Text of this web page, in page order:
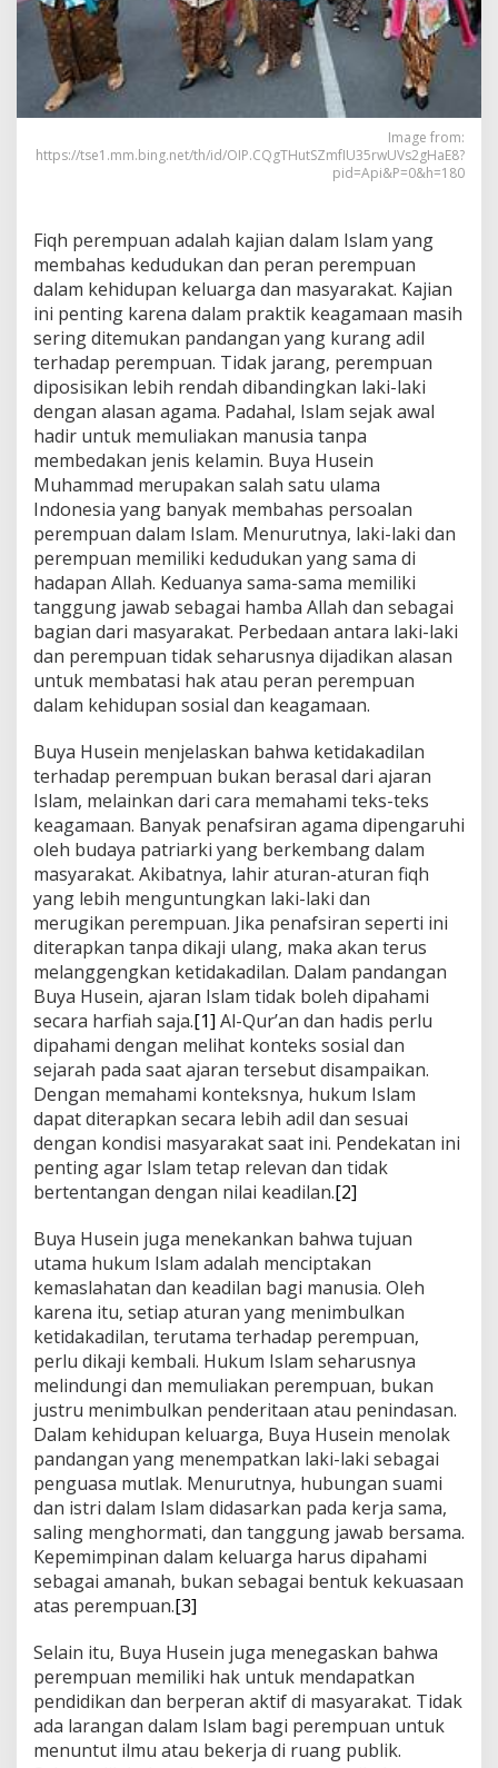
Image from:
https://tse1.mm.bing.net/th/id/OIP.CQgTHutSZmfIU35rwUVs2gHaE8?
pid=Api&P=0&h=180
Fiqh perempuan adalah kajian dalam Islam yang
membahas kedudukan dan peran perempuan
dalam kehidupan keluarga dan masyarakat. Kajian
ini penting karena dalam praktik keagamaan masih
sering ditemukan pandangan yang kurang adil
terhadap perempuan. Tidak jarang, perempuan
diposisikan lebih rendah dibandingkan laki-laki
dengan alasan agama. Padahal, Islam sejak awal
hadir untuk memuliakan manusia tanpa
membedakan jenis kelamin. Buya Husein
Muhammad merupakan salah satu ulama
Indonesia yang banyak membahas persoalan
perempuan dalam Islam. Menurutnya, laki-laki dan
perempuan memiliki kedudukan yang sama di
hadapan Allah. Keduanya sama-sama memiliki
tanggung jawab sebagai hamba Allah dan sebagai
bagian dari masyarakat. Perbedaan antara laki-laki
dan perempuan tidak seharusnya dijadikan alasan
untuk membatasi hak atau peran perempuan
dalam kehidupan sosial dan keagamaan.
Buya Husein menjelaskan bahwa ketidakadilan
terhadap perempuan bukan berasal dari ajaran
Islam, melainkan dari cara memahami teks-teks
keagamaan. Banyak penafsiran agama dipengaruhi
oleh budaya patriarki yang berkembang dalam
masyarakat. Akibatnya, lahir aturan-aturan fiqh
yang lebih menguntungkan laki-laki dan
merugikan perempuan. Jika penafsiran seperti ini
diterapkan tanpa dikaji ulang, maka akan terus
melanggengkan ketidakadilan. Dalam pandangan
Buya Husein, ajaran Islam tidak boleh dipahami
secara harfiah saja.[1] Al-Qur’an dan hadis perlu
dipahami dengan melihat konteks sosial dan
sejarah pada saat ajaran tersebut disampaikan.
Dengan memahami konteksnya, hukum Islam
dapat diterapkan secara lebih adil dan sesuai
dengan kondisi masyarakat saat ini. Pendekatan ini
penting agar Islam tetap relevan dan tidak
bertentangan dengan nilai keadilan.[2]
Buya Husein juga menekankan bahwa tujuan
utama hukum Islam adalah menciptakan
kemaslahatan dan keadilan bagi manusia. Oleh
karena itu, setiap aturan yang menimbulkan
ketidakadilan, terutama terhadap perempuan,
perlu dikaji kembali. Hukum Islam seharusnya
melindungi dan memuliakan perempuan, bukan
justru menimbulkan penderitaan atau penindasan.
Dalam kehidupan keluarga, Buya Husein menolak
pandangan yang menempatkan laki-laki sebagai
penguasa mutlak. Menurutnya, hubungan suami
dan istri dalam Islam didasarkan pada kerja sama,
saling menghormati, dan tanggung jawab bersama.
Kepemimpinan dalam keluarga harus dipahami
sebagai amanah, bukan sebagai bentuk kekuasaan
atas perempuan.[3]
Selain itu, Buya Husein juga menegaskan bahwa
perempuan memiliki hak untuk mendapatkan
pendidikan dan berperan aktif di masyarakat. Tidak
ada larangan dalam Islam bagi perempuan untuk
menuntut ilmu atau bekerja di ruang publik.